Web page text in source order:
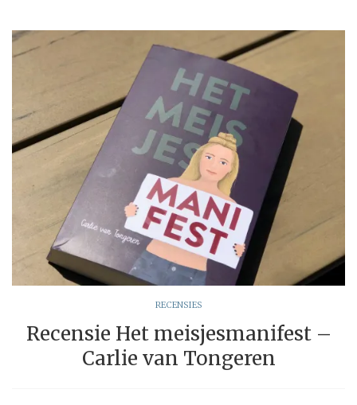
RECENSIES
Recensie Het meisjesmanifest –
Carlie van Tongeren